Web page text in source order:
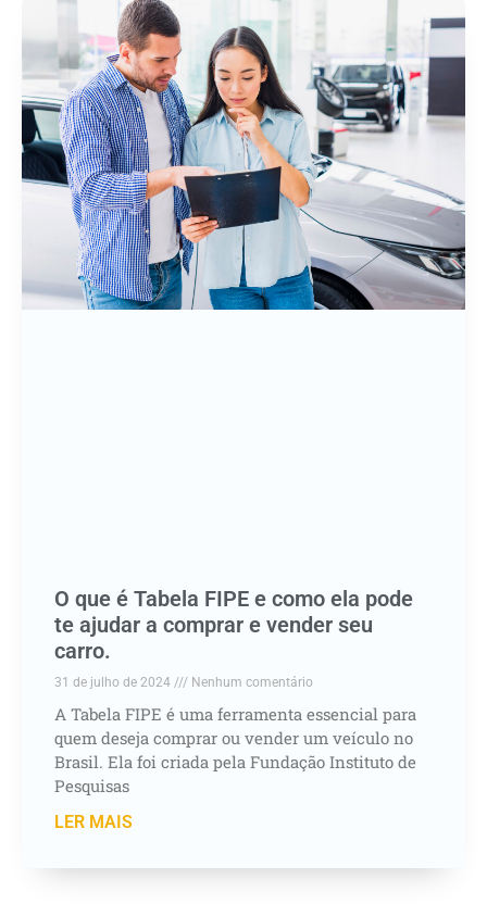
O que é Tabela FIPE e como ela pode
te ajudar a comprar e vender seu
carro.
31 de julho de 2024 Nenhum comentário
A Tabela FIPE é uma ferramenta essencial para
quem deseja comprar ou vender um veículo no
Brasil. Ela foi criada pela Fundação Instituto de
Pesquisas
LER MAIS